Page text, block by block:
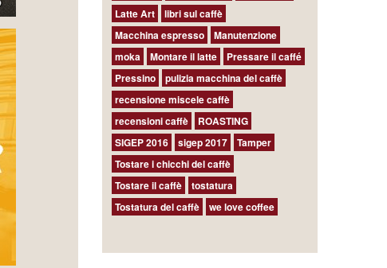
Latte Art
libri sul caffè
Macchina espresso
Manutenzione
moka
Montare il latte
Pressare il caffé
Pressino
pulizia macchina del caffè
recensione miscele caffè
recensioni caffè
ROASTING
SIGEP 2016
sigep 2017
Tamper
Tostare i chicchi del caffè
Tostare il caffè
tostatura
Tostatura del caffè
we love coffee